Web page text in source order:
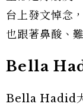
台上發文悼念
也跟著鼻酸、
Bella
Bella Hadid